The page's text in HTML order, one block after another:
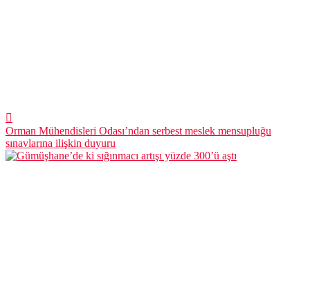
Orman Mühendisleri Odası’ndan serbest meslek mensupluğu
sınavlarına ilişkin duyuru